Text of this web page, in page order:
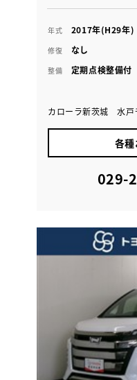
年式 2017年(H29年)
修復 なし
整備 定期点検整備付
カローラ新茨城 水戸
各
029-